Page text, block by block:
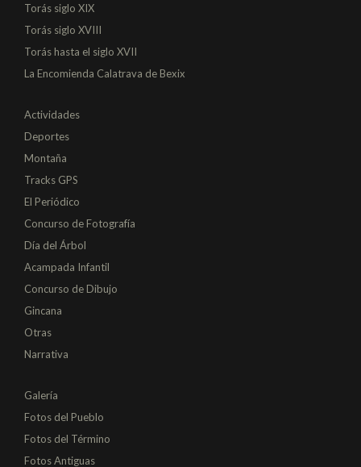
Torás siglo XIX
Torás siglo XVIII
Torás hasta el siglo XVII
La Encomienda Calatrava de Bexix
Actividades
Deportes
Montaña
Tracks GPS
El Periódico
Concurso de Fotografía
Día del Árbol
Acampada Infantil
Concurso de Dibujo
Gincana
Otras
Narrativa
Galería
Fotos del Pueblo
Fotos del Término
Fotos Antiguas